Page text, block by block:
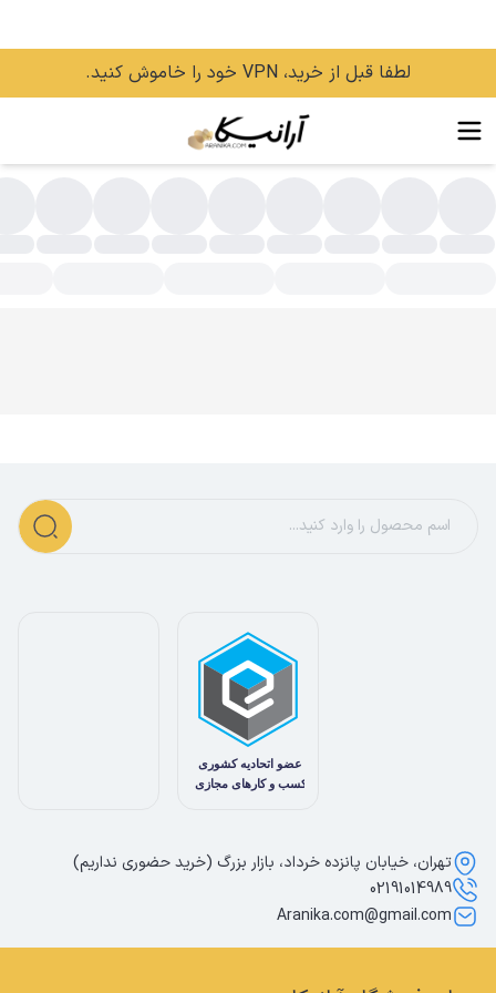
لطفا قبل از خرید، VPN خود را خاموش کنید.
تهران، خیابان پانزده خرداد، بازار بزرگ (خرید حضوری نداریم)
02191014989
Aranika.com@gmail.com